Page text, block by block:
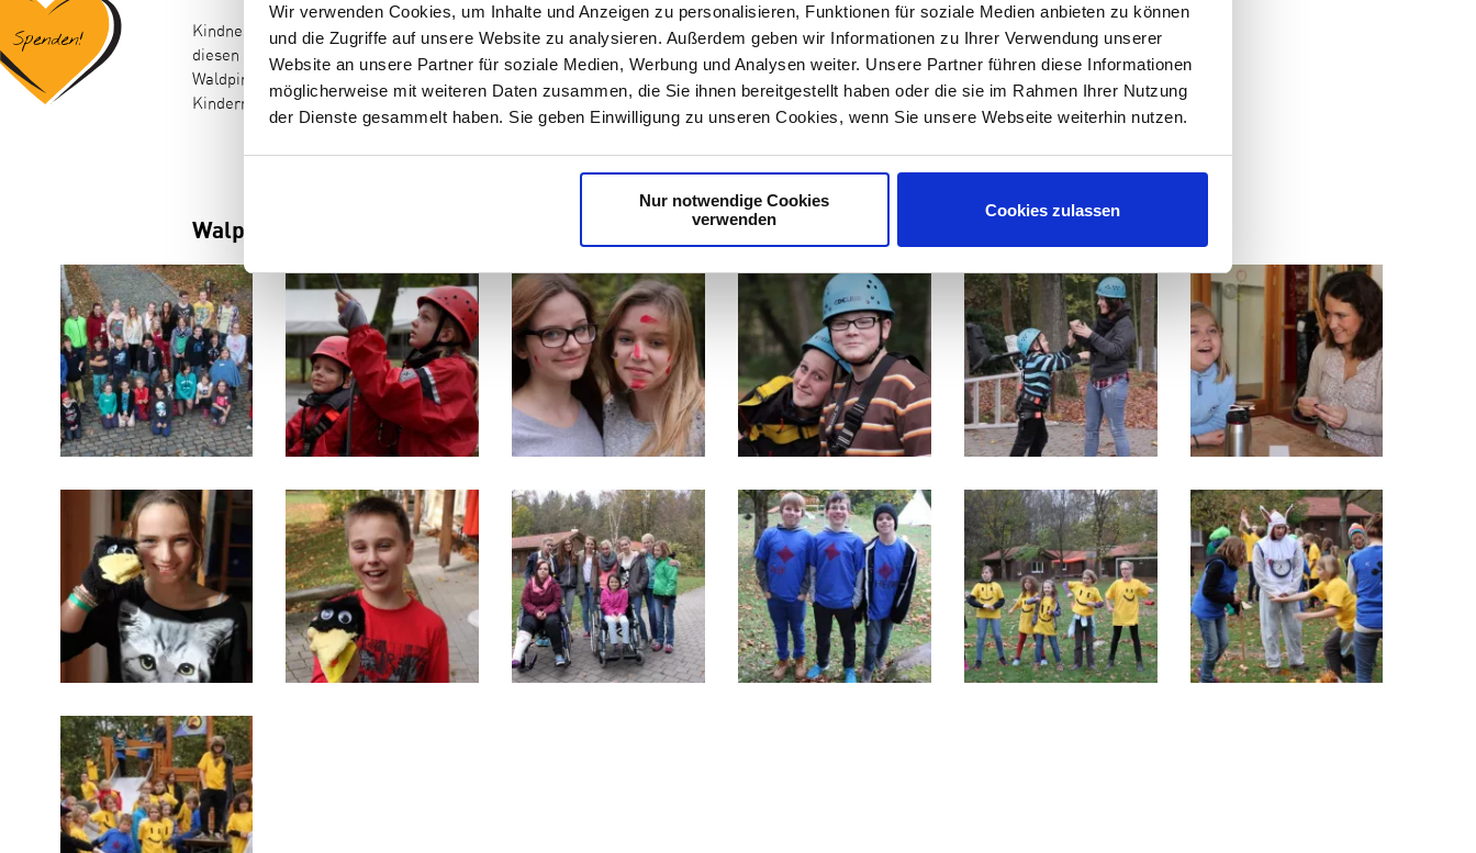
Wir verwenden Cookies, um Inhalte und Anzeigen zu personalisieren, Funktionen für soziale Medien anbieten zu können
und die Zugriffe auf unsere Website zu analysieren. Außerdem geben wir Informationen zu Ihrer Verwendung unserer
Website an unsere Partner für soziale Medien, Werbung und Analysen weiter. Unsere Partner führen diese Informationen
möglicherweise mit weiteren Daten zusammen, die Sie ihnen bereitgestellt haben oder die sie im Rahmen Ihrer Nutzung
der Dienste gesammelt haben. Sie geben Einwilligung zu unseren Cookies, wenn Sie unsere Webseite weiterhin nutzen.
Nur notwendige Cookies
verwenden
Cookies zulassen
Kindness for Kids bedankt sich sehr herzlich bei allen Spendern und Sponsoren, die
diesen betreuten Ferienaufenthalt unterstützt haben, sowie bei dem Team der
Waldpiraten der Deutschen Kinderkrebssstiftung für ihren großartigen Einsatz, den
Kindern eine unvergessliche Woche zu bereiten!
Walpiratencamp Oktober 2013